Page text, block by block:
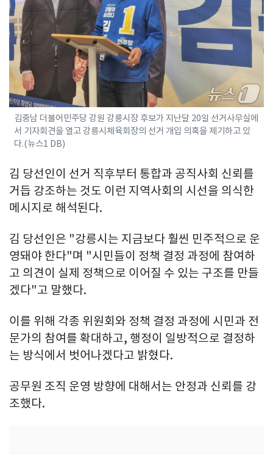
김중남 더불어민주당 강원 강릉시장 후보가 지난달 20일 선거사무실에
서 기자회견을 열고 강릉시체육회장의 선거 개입 의혹을 제기하고 있
다.(뉴스1 DB)
김 당선인이 선거 직후부터 통합과 공직사회 신뢰를
거듭 강조하는 것도 이런 지역사회의 시선을 의식한
메시지로 해석된다.
김 당선인은 "강릉시는 지금보다 훨씬 민주적으로 운
영돼야 한다"며 "시민들이 정책 결정 과정에 참여하
고 의견이 실제 정책으로 이어질 수 있는 구조를 만들
겠다"고 말했다.
이를 위해 각종 위원회와 정책 결정 과정에 시민과 전
문가의 참여를 확대하고, 행정이 일방적으로 결정하
는 방식에서 벗어나겠다고 밝혔다.
공무원 조직 운영 방향에 대해서는 안정과 신뢰를 강
조했다.